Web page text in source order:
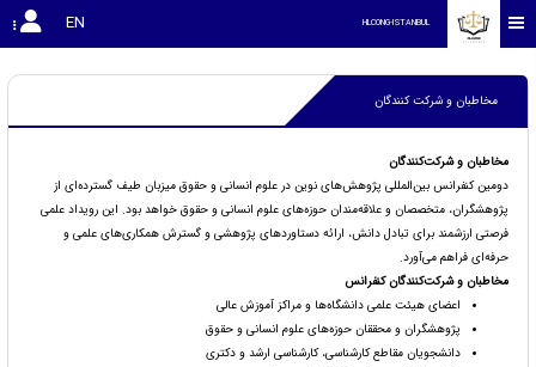
HLCONG-ISTANBUL
EN
مخاطبان و شرکت کنندگان
مخاطبان و شرکت‌کنندگان
دومین کنفرانس بین‌المللی پژوهش‌های نوین در علوم انسانی و حقوق میزبان طیف گسترده‌ای از
پژوهشگران، متخصصان و علاقه‌مندان حوزه‌های علوم انسانی و حقوق خواهد بود. این رویداد علمی
فرصتی ارزشمند برای تبادل دانش، ارائه دستاوردهای پژوهشی و گسترش همکاری‌های علمی و
حرفه‌ای فراهم می‌آورد.
مخاطبان و شرکت‌کنندگان کنفرانس
اعضای هیئت علمی دانشگاه‌ها و مراکز آموزش عالی
پژوهشگران و محققان حوزه‌های علوم انسانی و حقوق
دانشجویان مقاطع کارشناسی، کارشناسی ارشد و دکتری